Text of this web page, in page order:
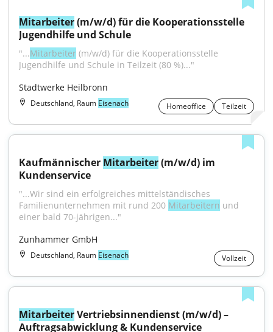
Mitarbeiter (m/w/d) für die Kooperationsstelle
Jugendhilfe und Schule
"...Mitarbeiter (m/w/d) für die Kooperationsstelle
Jugendhilfe und Schule in Teilzeit (80 %)..."
Stadtwerke Heilbronn
Deutschland, Raum Eisenach Homeoffice Teilzeit
Kaufmännischer Mitarbeiter (m/w/d) im
Kundenservice
"...Wir sind ein erfolgreiches mittelständisches
Familienunternehmen mit rund 200 Mitarbeitern und
einer bald 70-jährigen..."
Zunhammer GmbH
Deutschland, Raum Eisenach Vollzeit
Mitarbeiter Vertriebsinnendienst (m/w/d) –
Auftragsabwicklung & Kundenservice